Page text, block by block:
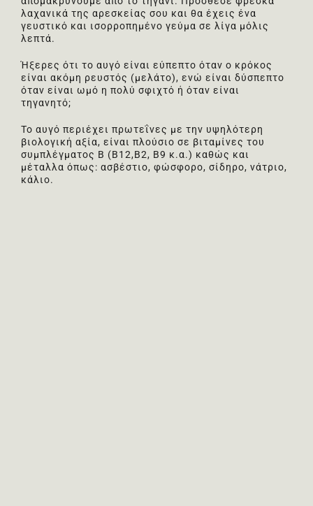
λαχανικά της αρεσκείας σου και θα έχεις ένα
γευστικό και ισορροπημένο γεύμα σε λίγα μόλις
λεπτά.
Ήξερες ότι το αυγό είναι εύπεπτο όταν ο κρόκος
είναι ακόμη ρευστός (μελάτο), ενώ είναι δύσπεπτο
όταν είναι ωμό η πολύ σφιχτό ή όταν είναι
τηγανητό;
Το αυγό περιέχει πρωτεΐνες με την υψηλότερη
βιολογική αξία, είναι πλούσιο σε βιταμίνες του
συμπλέγματος Β (Β12,Β2, Β9 κ.α.) καθώς και
μέταλλα όπως: ασβέστιο, φώσφορο, σίδηρο, νάτριο,
κάλιο.